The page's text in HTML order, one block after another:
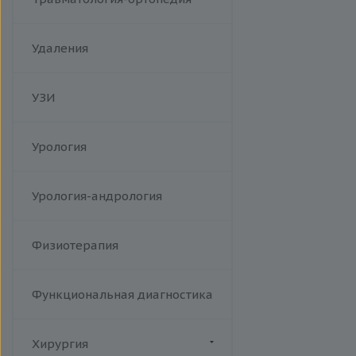
Удаления
УЗИ
Урология
Урология-андрология
Физиотерапия
Функциональная диагностика
Хирургия